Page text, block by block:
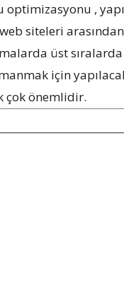
,
siteleri
üst
için
çok önemlidir.